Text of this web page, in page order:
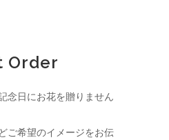
Order
念日にお花を贈りません
ご希望のイメージをお伝